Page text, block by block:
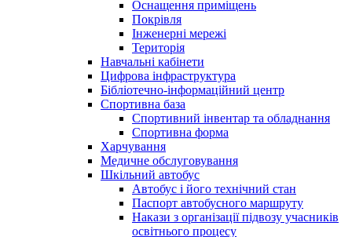
Оснащення приміщень
Покрівля
Інженерні мережі
Територія
Навчальні кабінети
Цифрова інфраструктура
Бібліотечно-інформаційний центр
Спортивна база
Спортивний інвентар та обладнання
Спортивна форма
Харчування
Медичне обслуговування
Шкільний автобус
Автобус і його технічний стан
Паспорт автобусного маршруту
Накази з організації підвозу учасників
освітнього процесу